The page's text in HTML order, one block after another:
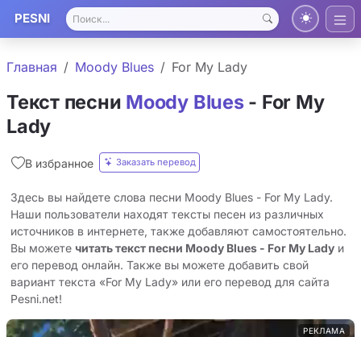
PESNI
Главная Moody Blues For My Lady
Текст песни Moody Blues- For My
Lady
В избранное Заказать перевод
Здесь вы найдете слова песни Moody Blues - For My Lady.
Наши пользователи находят тексты песен из различных
источников в интернете, также добавляют самостоятельно.
Вы можете читать текст песни Moody Blues - For My Lady и
его перевод онлайн. Также вы можете добавить свой
вариант текста «For My Lady» или его перевод для сайта
Pesni.net!
РЕКЛАМА